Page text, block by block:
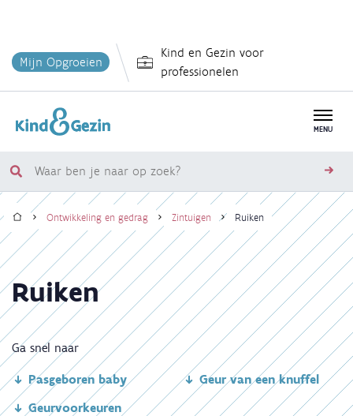
en
inhoud
Mijn Opgroeien
Kind en Gezin voor
professionelen
MENU
Waar
ben
je
naar
op
zoek?
Kruimelpad
HomeOntwikkeling en gedrag Zintuigen Ruiken
Ruiken
Ga snel naar
Pasgeboren baby
Geurvoorkeuren
Geur van een knuffel